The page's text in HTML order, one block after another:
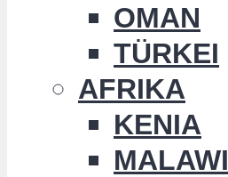
OMAN
TÜRKEI
AFRIKA
KENIA
MALAWI